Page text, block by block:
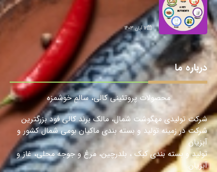
12 آبان 1403
درباره ما
محصولات پروتئینی کالی، سالمِ خوشمزه
شرکت تولیدی مهگوشت شمال، مالک برند کالی فود بزرگترین
شرکت در زمینه تولید و بسته بندی ماکیان بومی شمال کشور و
آبزیان
تولید و بسته بندی کبک ، بلدرچین، مرغ و جوجه محلی، غاز و
آبزیان.